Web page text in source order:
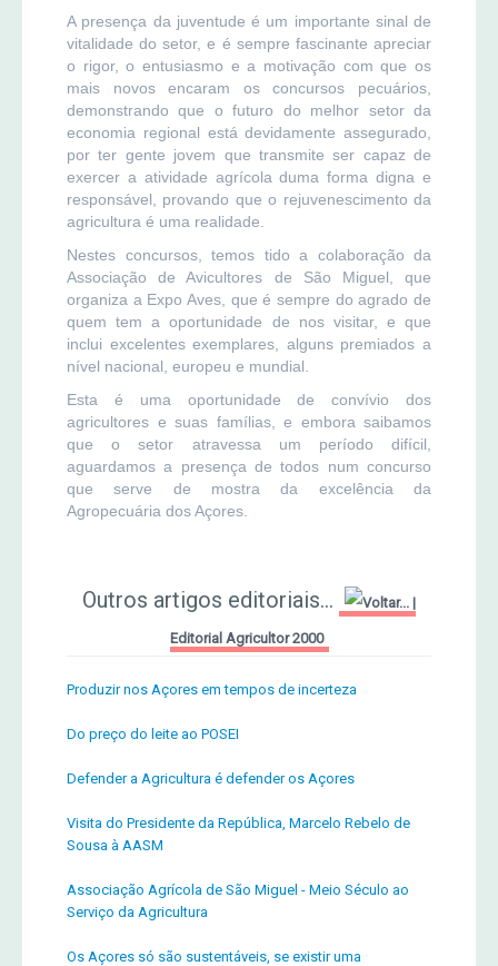
A presença da juventude é um importante sinal de
vitalidade do setor, e é sempre fascinante apreciar
o rigor, o entusiasmo e a motivação com que os
mais novos encaram os concursos pecuários,
demonstrando que o futuro do melhor setor da
economia regional está devidamente assegurado,
por ter gente jovem que transmite ser capaz de
exercer a atividade agrícola duma forma digna e
responsável, provando que o rejuvenescimento da
agricultura é uma realidade.
Nestes concursos, temos tido a colaboração da
Associação de Avicultores de São Miguel, que
organiza a Expo Aves, que é sempre do agrado de
quem tem a oportunidade de nos visitar, e que
inclui excelentes exemplares, alguns premiados a
nível nacional, europeu e mundial.
Esta é uma oportunidade de convívio dos
agricultores e suas famílias, e embora saibamos
que o setor atravessa um período difícil,
aguardamos a presença de todos num concurso
que serve de mostra da excelência da
Agropecuária dos Açores.
Outros artigos editoriais... |
Editorial Agricultor 2000
Produzir nos Açores em tempos de incerteza
Do preço do leite ao POSEI
Defender a Agricultura é defender os Açores
Visita do Presidente da República, Marcelo Rebelo de
Sousa à AASM
Associação Agrícola de São Miguel - Meio Século ao
Serviço da Agricultura
Os Açores só são sustentáveis, se existir uma